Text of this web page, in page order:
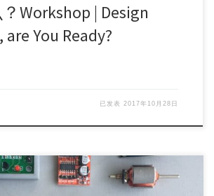
Workshop | Design
You Ready?
已发表 2017年10月28日